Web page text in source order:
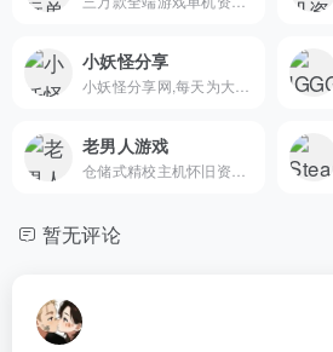
小妖怪分享
老男人游戏
暂无评论